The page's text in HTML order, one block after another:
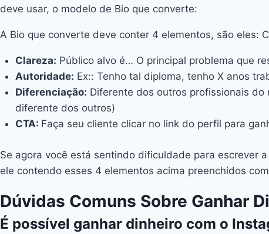
deve usar, o modelo de Bio que converte:
A Bio que converte deve conter 4 elementos, são eles:
Clareza: Público alvo é… O principal problema que
Autoridade: Ex:: Tenho tal diploma, tenho X anos
Diferenciação: Diferente dos outros profissionais
diferente dos outros)
CTA: Faça seu cliente clicar no link do perfil para
Se agora você está sentindo dificuldade para escrever
ele contendo esses 4 elementos acima preenchidos
Dúvidas Comuns Sobre Ganhar
É possível ganhar dinheiro com o